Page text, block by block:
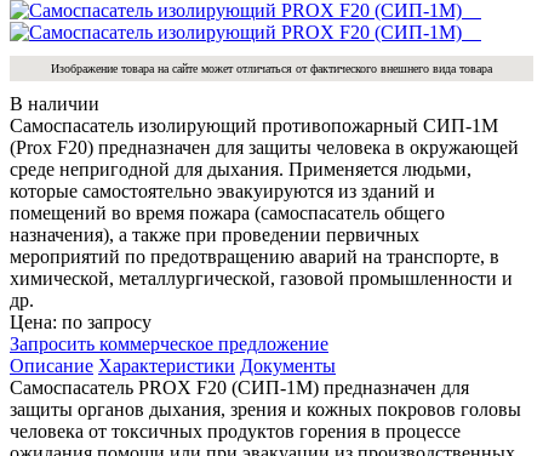
Изображение товара на сайте может отличаться от фактического внешнего вида товара
В наличии
Самоспасатель изолирующий противопожарный СИП-1М
(Prox F20) предназначен для защиты человека в окружающей
среде непригодной для дыхания. Применяется людьми,
которые самостоятельно эвакуируются из зданий и
помещений во время пожара (самоспасатель общего
назначения), а также при проведении первичных
мероприятий по предотвращению аварий на транспорте, в
химической, металлургической, газовой промышленности и
др.
Цена: по запросу
Запросить коммерческое предложение
Описание Характеристики Документы
Самоспасатель PROX F20 (СИП-1М) предназначен для
защиты органов дыхания, зрения и кожных покровов головы
человека от токсичных продуктов горения в процессе